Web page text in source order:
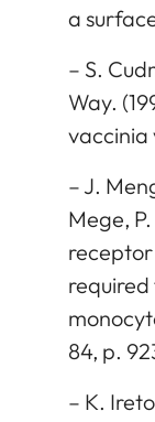
a
– S.
Way.
vaccinia
– J.
Mege,
84, p.
– K.